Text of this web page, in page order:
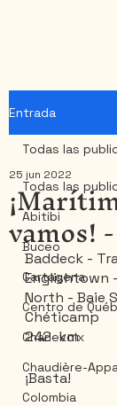
Entrada
Todas las
Abitibi
Buceo
Cartagena
Centro de
Charlevoix
Chaudière-
Colombia
Todas las
vamos!
25 jun 2022
Baddeck -
Englishtown
North - Baie
Chéticamp
242  km
¡Basta!